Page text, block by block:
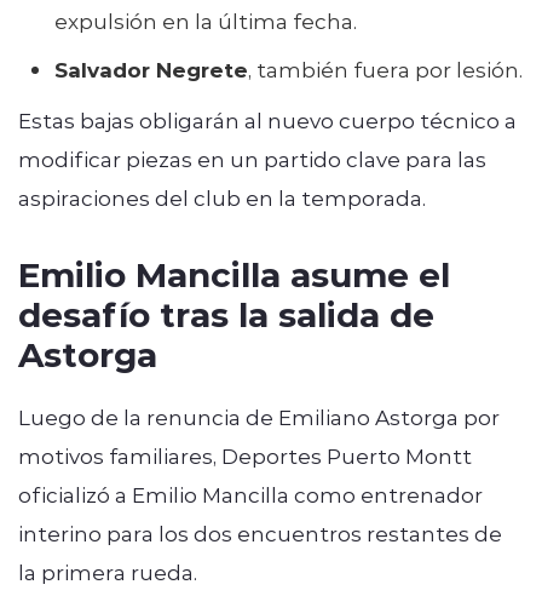
expulsión en la última fecha.
Salvador Negrete, también fuera por lesión.
Estas bajas obligarán al nuevo cuerpo técnico a
modificar piezas en un partido clave para las
aspiraciones del club en la temporada.
Emilio Mancilla asume el
desafío tras la salida de
Astorga
Luego de la renuncia de Emiliano Astorga por
motivos familiares, Deportes Puerto Montt
oficializó a Emilio Mancilla como entrenador
interino para los dos encuentros restantes de
la primera rueda.